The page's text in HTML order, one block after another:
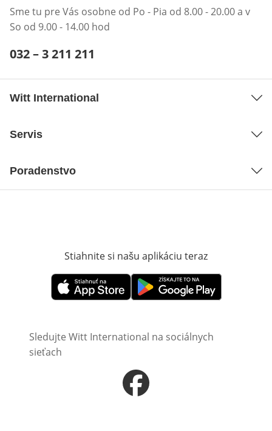
Sme tu pre Vás osobne od Po - Pia od 8.00 - 20.00 a v
So od 9.00 - 14.00 hod
Telefónne číslo:
032 – 3 211 211
Witt International
Servis
Poradenstvo
Stiahnite si našu aplikáciu teraz
Otvorí sa vnovom okneOtvorí sa vnovom okne
Sledujte Witt International na sociálnych
sieťach
Otvorí sa vnovom okne